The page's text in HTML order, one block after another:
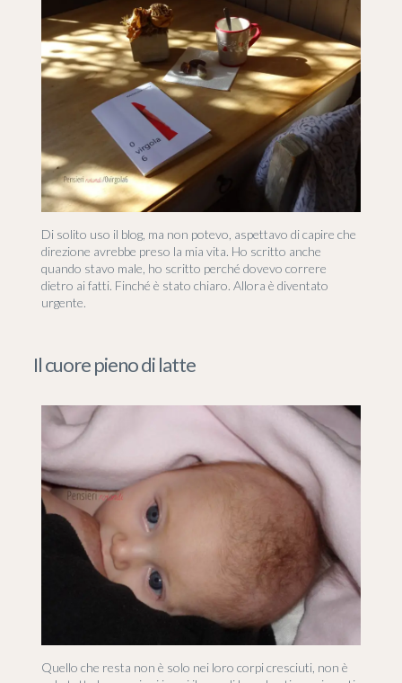
Di solito uso il blog, ma non potevo, aspettavo di capire che
direzione avrebbe preso la mia vita. Ho scritto anche
quando stavo male, ho scritto perché dovevo correre
dietro ai fatti. Finché è stato chiaro. Allora è diventato
urgente.
Il cuore pieno di latte
Quello che resta non è solo nei loro corpi cresciuti, non è